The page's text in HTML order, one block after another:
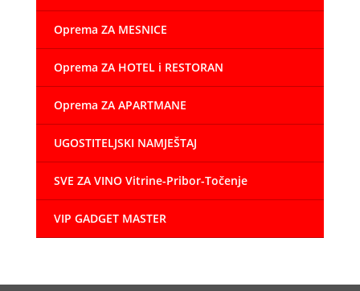
Oprema ZA MESNICE
Oprema ZA HOTEL i RESTORAN
Oprema ZA APARTMANE
UGOSTITELJSKI NAMJEŠTAJ
SVE ZA VINO Vitrine-Pribor-Točenje
VIP GADGET MASTER